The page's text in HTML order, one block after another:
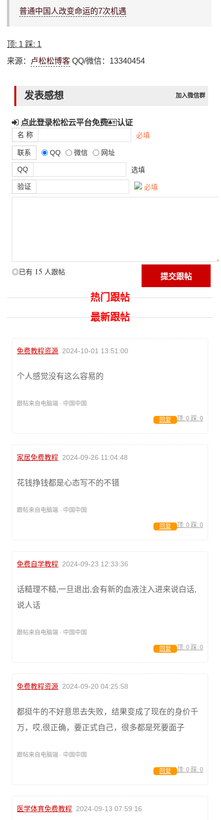
普通中国人改变命运的7次机遇
顶: 1 踩: 1
来源： 卢松松博客 QQ/微信：13340454
发表感想 加入微信群
点此登录松松云平台免费 认证
名 称 必填
联系 QQ 微信 网址
QQ 选填
验证 必填
◎已有 15 人跟帖
热门跟帖
最新跟帖
免费教程资源 2024-10-01 13:51:00
个人感觉没有这么容易的
跟帖来自电脑端 · 中国中国
顶: 0 踩: 0
回复
家居免费教程 2024-09-26 11:04:48
花钱挣钱都是心态写不的不错
跟帖来自电脑端 · 中国中国
顶: 0 踩: 0
回复
免费自学教程 2024-09-23 12:33:36
话糙理不糙,一旦退出,会有新的血液注入进来说白话,
说人话
跟帖来自电脑端 · 中国中国
顶: 0 踩: 0
回复
免费教程资源 2024-09-20 04:25:58
都挺牛的不好意思去失败，结果变成了现在的身价千
万，哎,很正确，要正式自己，很多都是死要面子
跟帖来自电脑端 · 中国中国
顶: 0 踩: 0
回复
医学体育免费教程 2024-09-13 07:59:16